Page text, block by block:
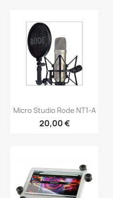
Vorschau
Micro Studio Rode NT1-A
20,00 €